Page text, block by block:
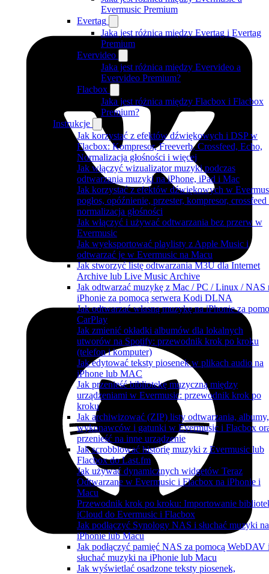
Evermusic Premium
Evertag
Jaka jest różnica między Evertag i Evertag
Premium
Evervideo
Jaka jest różnica między Evervideo a
Evervideo Premium?
Flacbox
Jaka jest różnica między Flacbox i Flacbox
Premium?
Instrukcje
Jak korzystać z efektów dźwiękowych i DSP w
Flacbox: Kompresor, Freeverb, Crossfeed, Echo,
Normalizacja głośności i więcej
Jak włączyć wizualizator muzyki podczas
odtwarzania muzyki na iPhone, iPad i Mac
Jak korzystać z efektów dźwiękowych w
pogłos, opóźnienie, przester, kompresor, crossfeed
normalizacja głośności
Jak włączyć i używać odtwarzania bez przerw w
Evermusic
Jak wyeksportować playlisty z Apple Music i
odtwarzać je w Evermusic na Macu
Jak stworzyć listę odtwarzania M3U dla Internet
Archive lub Live Music Archive
Jak odtwarzać muzykę z Mac / PC / Linux / NAS
iPhonie za pomocą serwera Kodi DLNA
Jak odtwarzać własną muzykę na iPhonie za
CarPlay
Jak zmienić okładki albumów dla lokalnych
utworów na Spotify: przewodnik krok po kroku
(telefon i komputer)
Jak edytować teksty piosenek w plikach audio na
iPhone lub MAC
Jak przenieść bibliotekę muzyczną między
urządzeniami w Evermusic: przewodnik krok po
kroku
Jak archiwizować (ZIP) listy odtwarzania, albumy,
wykonawców i gatunki w Evermusic i Flacbox
przenieść na inne urządzenie
Jak scrobblować historię muzyki z Evermusic lub
Flacbox do Last.fm
Jak używać dynamicznych widgetów Teraz
Odtwarzane w Evermusic i Flacbox na iPhonie i
Macu
Przewodnik krok po kroku: Importowanie
iCloud do Evermusic i Flacbox
Jak podłączyć Synology NAS i słuchać muzyki na
iPhonie lub Macu
Jak podłączyć pamięć NAS za pomocą WebDAV
słuchać muzyki na iPhonie lub Macu
Jak wyświetlać osadzone teksty piosenek,